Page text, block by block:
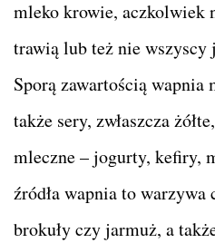
mleko krowie, aczkolwiek
trawią lub też nie
Sporą zawartością wapnia
także sery, zwłaszcza
mleczne – jogurty, kefiry,
źródła wapnia to
brokuły czy jarmuż, a